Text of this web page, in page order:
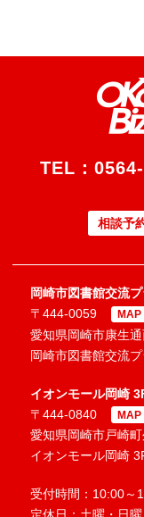
TEL：
相談予
岡崎市図書館交流
〒444-0059
MAP
愛知県岡崎市康生通
岡崎市図書館交流
イオンモール岡崎
〒444-0840
MAP
愛知県岡崎市戸崎
イオンモール岡崎
受付時間：10:00～